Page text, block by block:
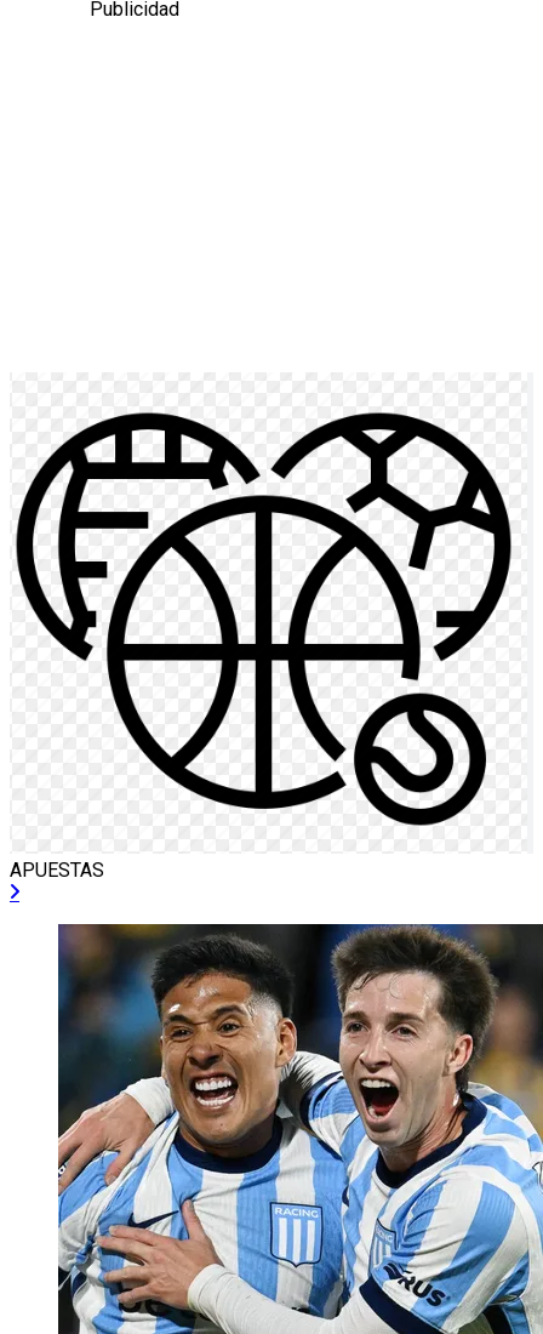
Publicidad
APUESTAS